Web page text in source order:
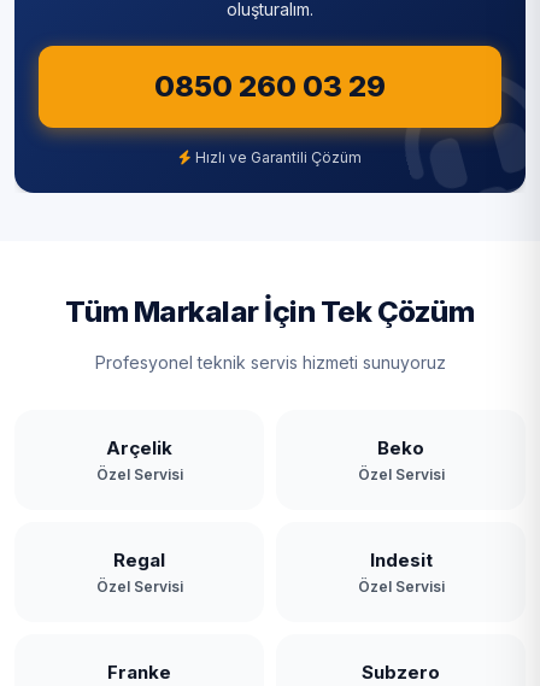
oluşturalım.
0850 260 03 29
Hızlı ve Garantili Çözüm
Tüm Markalar İçin Tek Çözüm
Profesyonel teknik servis hizmeti sunuyoruz
Arçelik
Özel Servisi
Beko
Özel Servisi
Regal
Özel Servisi
Indesit
Özel Servisi
Franke Subzero